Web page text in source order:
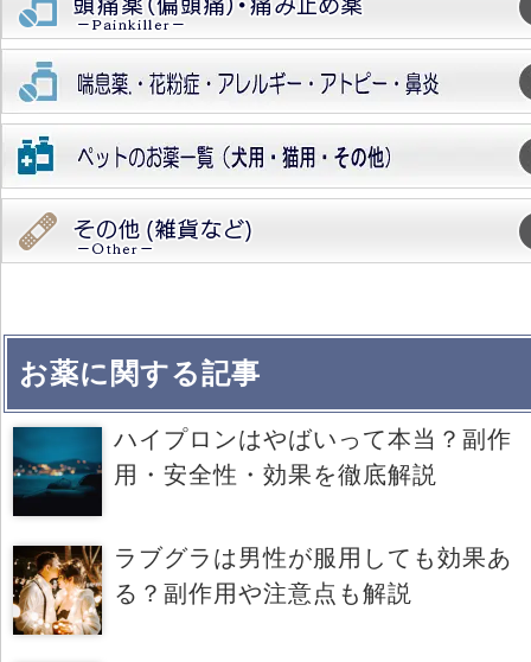
お薬に関する記事
ハイプロンはやばいって本当？副作
用・安全性・効果を徹底解説
ラブグラは男性が服用しても効果あ
る？副作用や注意点も解説